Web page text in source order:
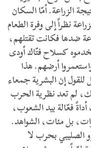
الزراعة. أمّا السكان
نظراً إلى وفرة الطعام
ضدها فكانت تقتلهم،
كسلاح فتّاك أودى
أرضهم. هذا
للقول إن البشرية جمعاء
لم تعد نظرية الحرب
فعّالة بيد الشعوب،
بل مئات، الشواهد.
بحرب لا